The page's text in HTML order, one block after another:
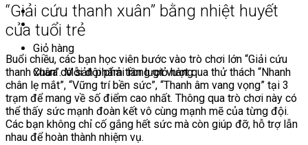
Giỏ hàng
Chưa có sản phẩm trong giỏ hàng.
“Giải cứu thanh xuân” bằng nhiệt huyết
của tuổi trẻ
Buổi chiều, các bạn học viên bước vào trò chơi lớn “Giải cứu
thanh xuân”. Mỗi đội phải lần lượt vượt qua thử thách “Nhanh
chân lẹ mắt”, “Vững trí bền sức”, “Thanh âm vang vọng” tại 3
trạm để mang về số điểm cao nhất. Thông qua trò chơi này có
thể thấy sức mạnh đoàn kết vô cùng mạnh mẽ của từng đội.
Các bạn không chỉ cố gắng hết sức mà còn giúp đỡ, hỗ trợ lẫn
nhau để hoàn thành nhiệm vụ.